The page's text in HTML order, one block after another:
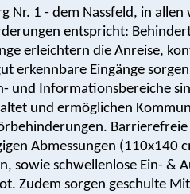
Nr. 1 - dem Nassfeld, in allen
entspricht:
erleichtern die Anreise,
erkennbare Eingänge
und Informationsbereiche
und ermöglichen
Barrierefreie
Abmessungen (110x140
sowie schwellenlose Ein- &
Zudem sorgen geschulte